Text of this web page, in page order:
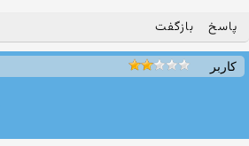
پاسخ بازگفت
کاربر